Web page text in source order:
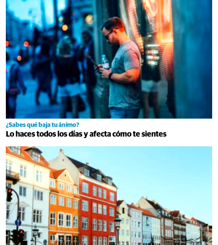
¿Sabes qué baja tu ánimo?
Lo haces todos los días y afecta cómo te sientes